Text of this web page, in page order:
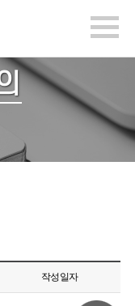
작성일자